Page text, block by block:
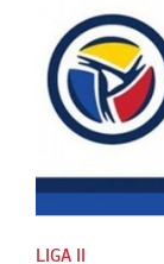
LIGA II